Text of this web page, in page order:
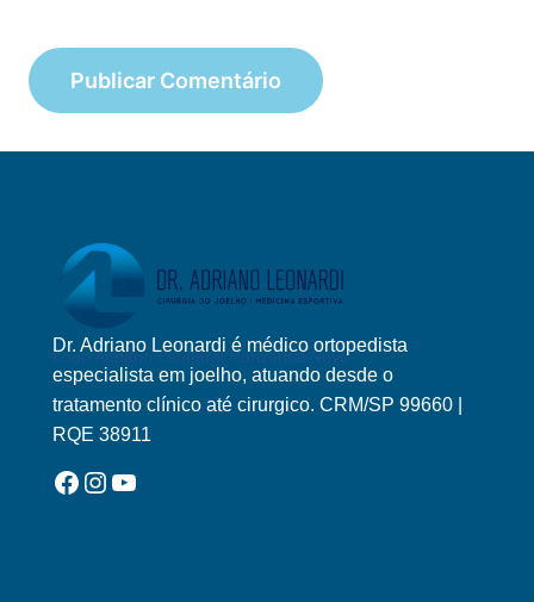
Logo Adriano Leonardi Horizontal Novo
Dr. Adriano Leonardi é médico ortopedista
especialista em joelho, atuando desde o
tratamento clínico até cirurgico. CRM/SP 99660 |
RQE 38911
Facebook
Instagram
YouTube